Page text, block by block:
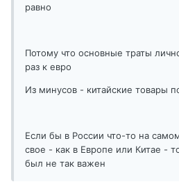
равно
Потому что основные траты
раз к евро
Из минусов - китайские товары
Если бы в России что-то на
свое - как в Европе или Китае -
был не так важен